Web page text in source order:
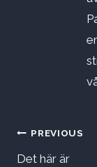
PREVIOUS
Det här är